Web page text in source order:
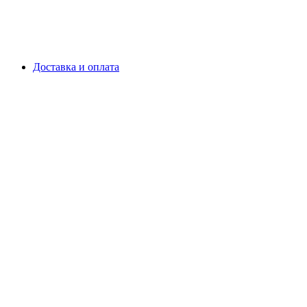
Доставка и оплата